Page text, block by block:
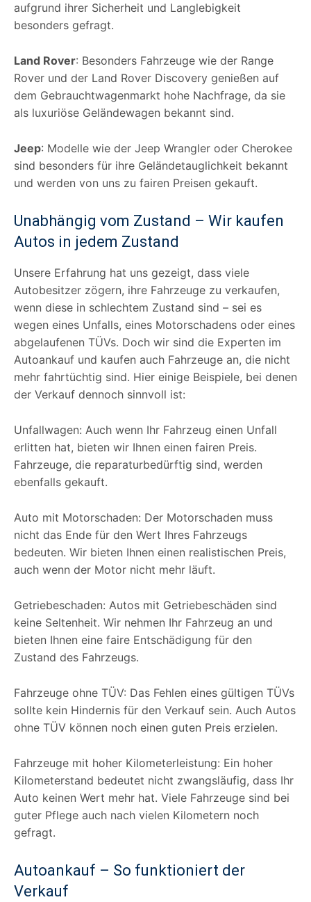
aufgrund ihrer Sicherheit und Langlebigkeit
besonders gefragt.
Land Rover: Besonders Fahrzeuge wie der Range
Rover und der Land Rover Discovery genießen auf
dem Gebrauchtwagenmarkt hohe Nachfrage, da sie
als luxuriöse Geländewagen bekannt sind.
Jeep: Modelle wie der Jeep Wrangler oder Cherokee
sind besonders für ihre Geländetauglichkeit bekannt
und werden von uns zu fairen Preisen gekauft.
Unabhängig vom Zustand – Wir kaufen
Autos in jedem Zustand
Unsere Erfahrung hat uns gezeigt, dass viele
Autobesitzer zögern, ihre Fahrzeuge zu verkaufen,
wenn diese in schlechtem Zustand sind – sei es
wegen eines Unfalls, eines Motorschadens oder eines
abgelaufenen TÜVs. Doch wir sind die Experten im
Autoankauf und kaufen auch Fahrzeuge an, die nicht
mehr fahrtüchtig sind. Hier einige Beispiele, bei denen
der Verkauf dennoch sinnvoll ist:
Unfallwagen: Auch wenn Ihr Fahrzeug einen Unfall
erlitten hat, bieten wir Ihnen einen fairen Preis.
Fahrzeuge, die reparaturbedürftig sind, werden
ebenfalls gekauft.
Auto mit Motorschaden: Der Motorschaden muss
nicht das Ende für den Wert Ihres Fahrzeugs
bedeuten. Wir bieten Ihnen einen realistischen Preis,
auch wenn der Motor nicht mehr läuft.
Getriebeschaden: Autos mit Getriebeschäden sind
keine Seltenheit. Wir nehmen Ihr Fahrzeug an und
bieten Ihnen eine faire Entschädigung für den
Zustand des Fahrzeugs.
Fahrzeuge ohne TÜV: Das Fehlen eines gültigen TÜVs
sollte kein Hindernis für den Verkauf sein. Auch Autos
ohne TÜV können noch einen guten Preis erzielen.
Fahrzeuge mit hoher Kilometerleistung: Ein hoher
Kilometerstand bedeutet nicht zwangsläufig, dass Ihr
Auto keinen Wert mehr hat. Viele Fahrzeuge sind bei
guter Pflege auch nach vielen Kilometern noch
gefragt.
Autoankauf – So funktioniert der
Verkauf